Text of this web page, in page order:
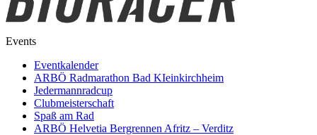
Events
Eventkalender
ARBÖ Radmarathon Bad KIeinkirchheim
Jedermannradcup
Clubmeisterschaft
Spaß am Rad
ARBÖ Helvetia Bergrennen Afritz – Verditz